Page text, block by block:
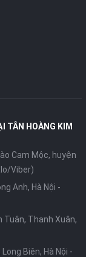
TÂN HOÀNG KIM
Cam Mộc, huyện
Viber)
Anh, Hà Nội -
Tuân, Thanh Xuân,
Biên, Hà Nội -